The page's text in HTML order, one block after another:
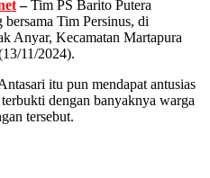
–Tim PS Barito Putera
Tim Persinus, di
Anyar, Kecamatan Martapura
11/2024).
itu pun mendapat antusias
dengan banyaknya warga
tersebut.